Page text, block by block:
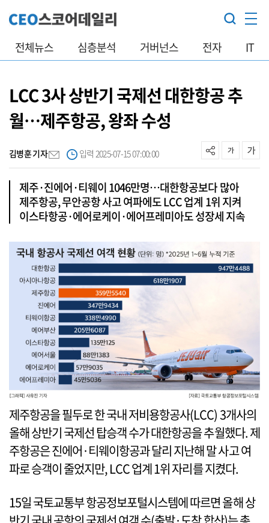
전체뉴스 심층분석 거버넌스 전자 IT
LCC 3사 상반기 국제선 대한항공 추
월…제주항공, 왕좌 수성
김병훈 기자 입력 2025-07-15 07:00:00
제주·진에어·티웨이 1046만명…대한항공보다 많아
제주항공, 무안공항 사고 여파에도 LCC 업계 1위 지켜
이스타항공·에어로케이·에어프레미아도 성장세 지속
제주항공을 필두로 한 국내 저비용항공사(LCC) 3개사의
올해 상반기 국제선 탑승객 수가 대한항공을 추월했다. 제
주항공은 진에어·티웨이항공과 달리 지난해 말 사고 여
파로 승객이 줄었지만, LCC 업계 1위 자리를 지켰다.
15일 국토교통부 항공정보포털시스템에 따르면 올해 상